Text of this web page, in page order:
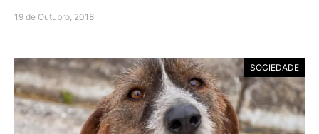
19 de Outubro, 2018
SOCIEDADE